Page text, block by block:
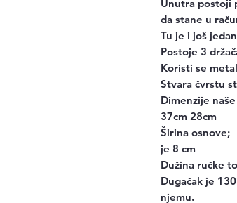
Unutra postoji
da stane u
Tu je i još
Postoje 3
Koristi se
Stvara čvrstu
Dimenzije
37cm 28cm
Širina osnove;
je 8 cm
Dužina ručke
Dugačak je
njemu.